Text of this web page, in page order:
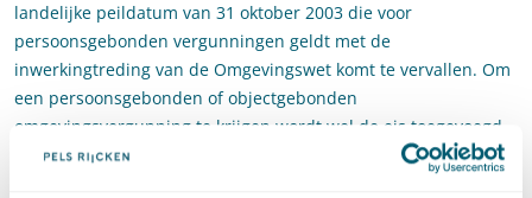
landelijke peildatum van 31 oktober 2003 die voor
persoonsgebonden vergunningen geldt met de
inwerkingtreding van de Omgevingswet komt te vervallen. Om
een persoonsgebonden of objectgebonden
omgevingsvergunning te krijgen wordt wel de eis toegevoegd
dat er beleidsregels zijn gesteld voor het verlenen van die